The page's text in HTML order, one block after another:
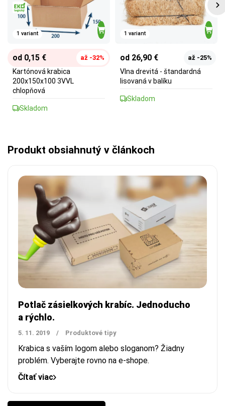
1 variant
od 0,15 € až -32%
Kartónová krabica
200x150x100 3VVL
chlopňová
Skladom
1 variant
od 26,90 € až -25%
Vlna drevitá - štandardná
lisovaná v balíku
Skladom
Produkt obsiahnutý v článkoch
Potlač zásielkových krabíc. Jednoducho
a rýchlo.
5. 11. 2019 / Produktové tipy
Krabica s vaším logom alebo sloganom? Žiadny
problém. Vyberajte rovno na e-shope.
Čítať viac